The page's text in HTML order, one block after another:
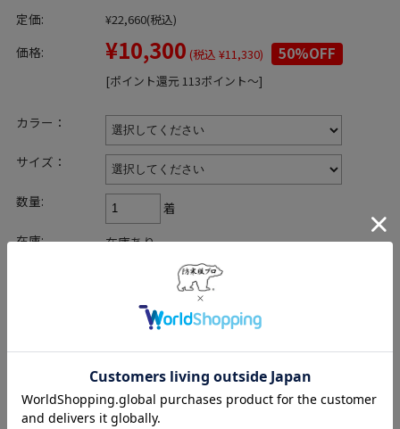
定価: ¥22,660(税込)
価格: ¥10,300 (税込 ¥11,330) 50%OFF
[ポイント還元 113ポイント～]
カラー：
サイズ：
数量:
着
在庫:
在庫あり
レビューはありません